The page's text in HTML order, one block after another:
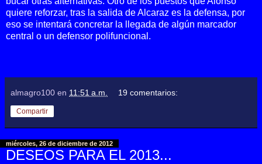
quiere reforzar, tras la salida de Alcaraz es la defensa, por
eso se intentará concretar la llegada de algún marcador
central o un defensor polifuncional.
almagro100 en 11:51 a.m. 19 comentarios:
Compartir
miércoles, 26 de diciembre de 2012
DESEOS PARA EL 2013...